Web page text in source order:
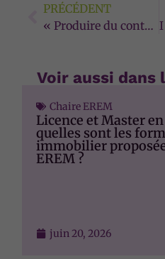
PRÉCÉDENT
« Produire du contenu de qualité destiné au grand public » par Fana Rasolofo-Distler – GUIDE INTERDOS du 19/12/24
Voir aussi dans
Chaire EREM
Licence et Master
quelles sont les
immobilier
EREM ?
juin 20, 2026